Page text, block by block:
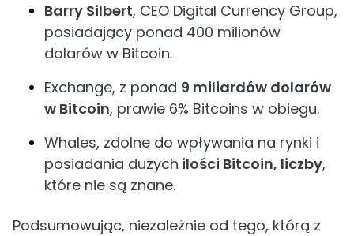
Barry Silbert, CEO Digital Currency Group,
posiadający ponad 400 milionów
dolarów w Bitcoin.
Exchange, z ponad 9 miliardów dolarów
w Bitcoin, prawie 6% Bitcoins w obiegu.
Whales, zdolne do wpływania na rynki i
posiadania dużych ilości Bitcoin, liczby,
które nie są znane.
Podsumowując, niezależnie od tego, którą z